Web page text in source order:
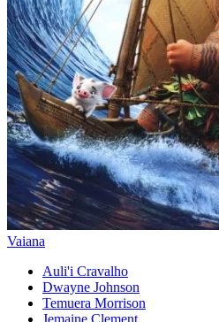
Vaiana
Auli'i Cravalho
Dwayne Johnson
Temuera Morrison